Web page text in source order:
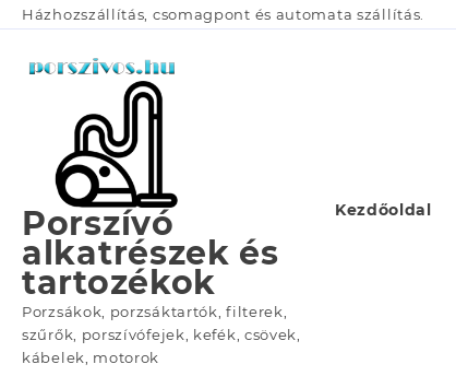
Skip
to
Házhozszállítás, csomagpont és automata szállítás.
Porszívó
alkatrészek és
tartozékok
Porzsákok, porzsáktartók, filterek,
szűrők, porszívófejek, kefék, csövek,
kábelek, motorok
Kezdőoldal